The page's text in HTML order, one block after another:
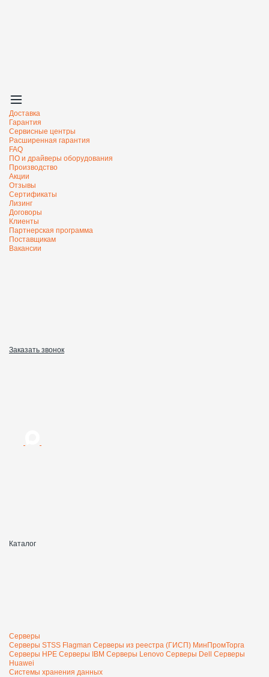
Доставка
Гарантия
Сервисные центры
Расширенная гарантия
FAQ
ПО и драйверы оборудования
Производство
Акции
Отзывы
Сертификаты
Лизинг
Договоры
Клиенты
Партнерская программа
Поставщикам
Вакансии
Заказать звонок
Каталог
Серверы
Серверы STSS Flagman Серверы из реестра (ГИСП) МинПромТорга
Серверы HPE Серверы IBM Серверы Lenovo Серверы Dell Серверы
Huawei
Системы хранения данных